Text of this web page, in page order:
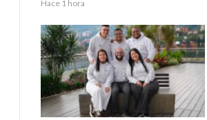
Hace 1 hora